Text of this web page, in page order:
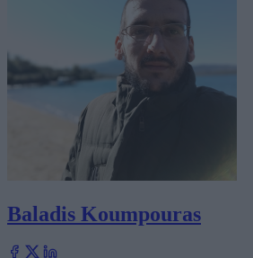
Baladis Koumpouras